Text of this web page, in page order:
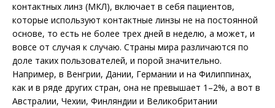
контактных линз (МКЛ), включает в себя пациентов,
которые используют контактные линзы не на постоянной
основе, то есть не более трех дней в неделю, а может, и
вовсе от случая к случаю. Страны мира различаются по
доле таких пользователей, и порой значительно.
Например, в Венгрии, Дании, Германии и на Филиппинах,
как и в ряде других стран, она не превышает 1–2%, а вот в
Австралии, Чехии, Финляндии и Великобритании